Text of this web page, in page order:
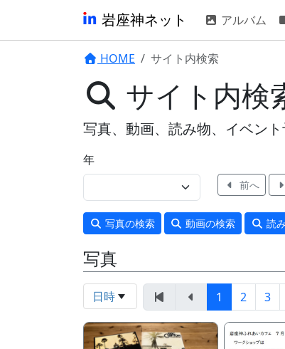
岩座神ネット アルバム
HOME サイト内検索
サイト内検
写真、動画、読み物、イベン
年
前へ
写真の検索 動画の検索 読
写真
日時 1 2 3